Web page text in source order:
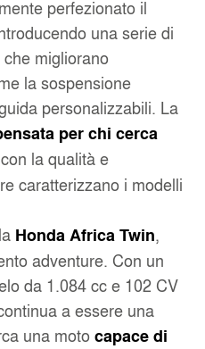
perfezionato il
una serie di
migliorano
la sospensione
personalizzabili. La
per chi cerca
la qualità e
caratterizzano i modelli
Honda Africa Twin,
adventure. Con un
da 1.084 cc e 102 CV
a essere una
una motocapace di